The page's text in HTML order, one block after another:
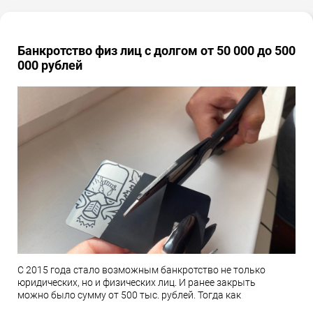
Банкротство физ лиц с долгом от 50 000 до 500
000 рублей
С 2015 года стало возможным банкротство не только
юридических, но и физических лиц. И ранее закрыть
можно было сумму от 500 тыс. рублей. Тогда как